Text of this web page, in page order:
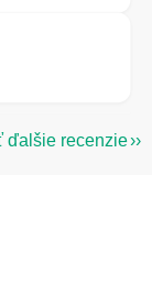
ďalšie recenzie